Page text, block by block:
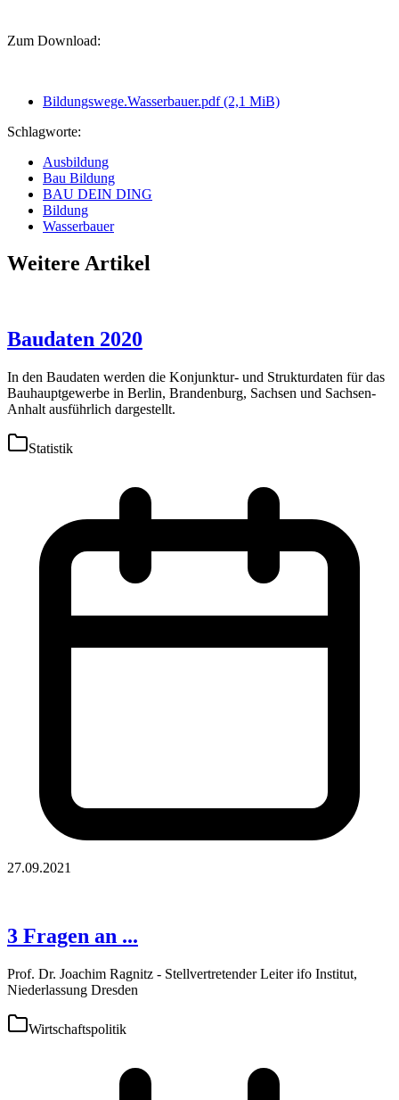
Zum Download:
Bildungswege.Wasserbauer.pdf(2,1 MiB)
Schlagworte:
Ausbildung
Bau Bildung
BAU DEIN DING
Bildung
Wasserbauer
Weitere Artikel
Baudaten 2020
In den Baudaten werden die Konjunktur- und Strukturdaten für das
Bauhauptgewerbe in Berlin, Brandenburg, Sachsen und Sachsen-
Anhalt ausführlich dargestellt.
Statistik
27.09.2021
3 Fragen an ...
Prof. Dr. Joachim Ragnitz - Stellvertretender Leiter ifo Institut,
Niederlassung Dresden
Wirtschaftspolitik